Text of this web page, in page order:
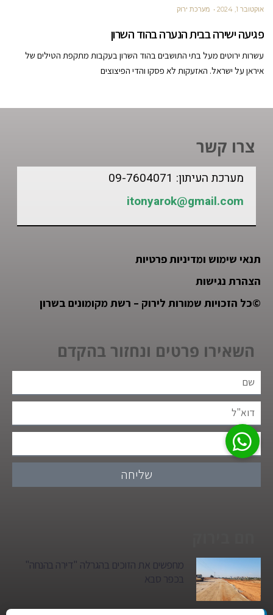
אוקטובר 1, 2024 מערכת ירוק
פגיעה ישירה בבית הנערה בהוד השרון
עשרות ירוטים מעל בתי התושבים בהוד השרון בעקבות מתקפת הטילים של
איראן על ישראל. האזעקות לא פסקו והדי הפיצוצים
צרו קשר
מערכת העיתון: 09-7604071
itonyarok@gmail.com
תנאי שימוש ומדיניות פרטיות
הצהרת נגישות
©כל הזכויות שמורות לירוק – רשת מקומונים בשרון
השאירו פרטים ונחזור בהקדם
שליחה
מחפשים את הזוכים בהגרלה "דירה בהנחה"
בכפר סבא